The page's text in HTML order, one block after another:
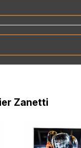
Zanetti